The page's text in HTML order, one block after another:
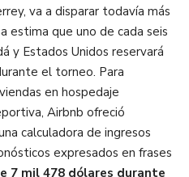
va a disparar todavía más
estima que uno de cada seis
y Estados Unidos reservará
el torneo. Para
en hospedaje
Airbnb ofreció
calculadora de ingresos
expresados en frases
7 mil 478 dólares durante